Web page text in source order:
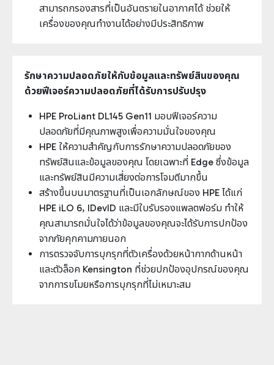
สามารถกรองสารที่เป็นอันตรายในอากาศได้ ช่วยให้
เครื่องของคุณทำงานได้อย่างมีประสิทธิภาพ
รักษาความปลอดภัยให้กับข้อมูลและทรัพย์สินของคุณ
ด้วยฟีเจอร์ความปลอดภัยที่ได้รับการปรับปรุง
HPE ProLiant DL145 Gen11 มอบฟีเจอร์ความ
ปลอดภัยที่มีคุณภาพสูงเพื่อความมั่นใจของคุณ
HPE ให้ความสำคัญกับการรักษาความปลอดภัยของ
ทรัพย์สินและข้อมูลของคุณ โดยเฉพาะที่ Edge ซึ่งข้อมูล
และทรัพย์สินมีความเสี่ยงต่อการโจมตีมากขึ้น
สร้างขึ้นบนมาตรฐานที่เป็นเอกลักษณ์ของ HPE ได้แก่
HPE iLO 6, IDevID และมีใบรับรองแพลตฟอร์ม ทำให้
คุณสามารถมั่นใจได้ว่าข้อมูลของคุณจะได้รับการปกป้อง
จากภัยคุกคามภายนอก
การตรวจจับการบุกรุกที่ตัวเครื่องด้วยหน้ากากด้านหน้า
และตัวล็อค Kensington ที่ช่วยปกป้องอุปกรณ์ของคุณ
จากการขโมยหรือการบุกรุกที่ไม่เหมาะสม